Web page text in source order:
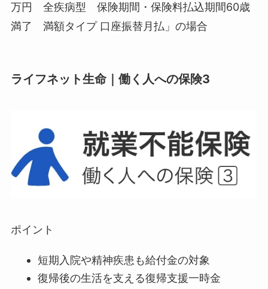
万円 全疾病型 保険期間・保険料払込期間60歳
満了 満額タイプ 口座振替月払」の場合
ライフネット生命｜働く人への保険3
ポイント
短期入院や精神疾患も給付金の対象
復帰後の生活を支える復帰支援一時金